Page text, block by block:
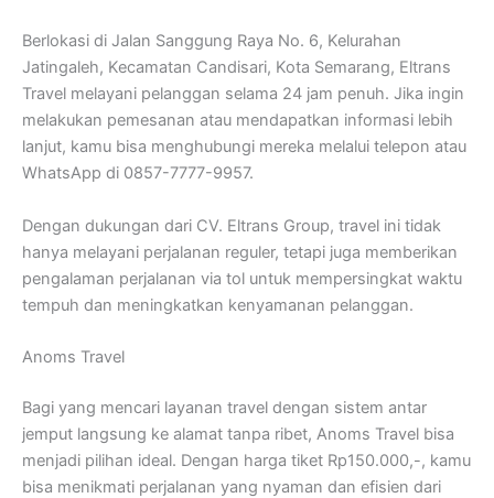
Berlokasi di Jalan Sanggung Raya No. 6, Kelurahan
Jatingaleh, Kecamatan Candisari, Kota Semarang, Eltrans
Travel melayani pelanggan selama 24 jam penuh. Jika ingin
melakukan pemesanan atau mendapatkan informasi lebih
lanjut, kamu bisa menghubungi mereka melalui telepon atau
WhatsApp di 0857-7777-9957.
Dengan dukungan dari CV. Eltrans Group, travel ini tidak
hanya melayani perjalanan reguler, tetapi juga memberikan
pengalaman perjalanan via tol untuk mempersingkat waktu
tempuh dan meningkatkan kenyamanan pelanggan.
Anoms Travel
Bagi yang mencari layanan travel dengan sistem antar
jemput langsung ke alamat tanpa ribet, Anoms Travel bisa
menjadi pilihan ideal. Dengan harga tiket Rp150.000,-, kamu
bisa menikmati perjalanan yang nyaman dan efisien dari